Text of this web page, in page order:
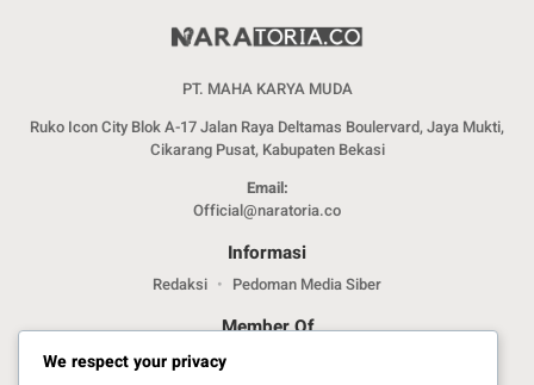
PT. MAHA KARYA MUDA
Ruko Icon City Blok A-17 Jalan Raya Deltamas Boulervard, Jaya Mukti,
Cikarang Pusat, Kabupaten Bekasi
Email:
Official@naratoria.co
Informasi
Redaksi Pedoman Media Siber
Member Of
We respect your privacy